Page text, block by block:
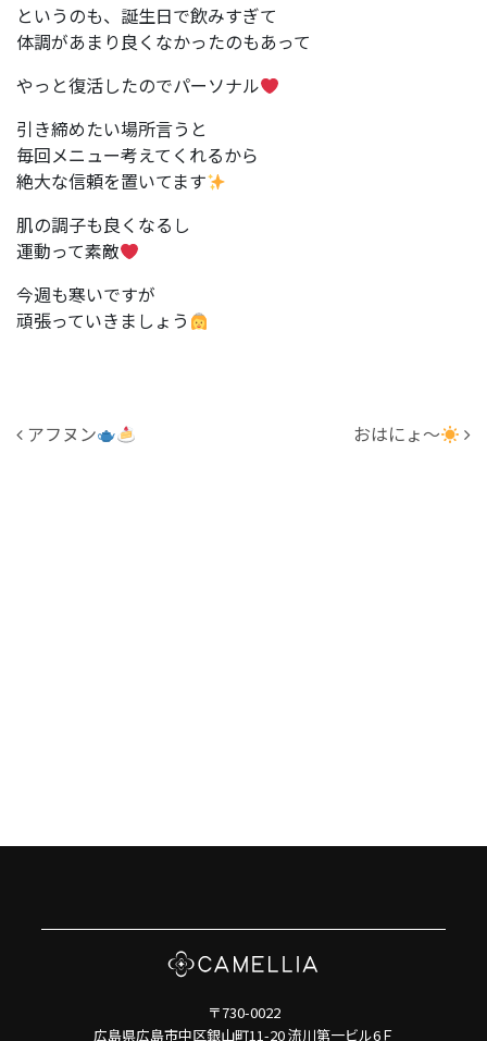
というのも、誕生日で飲みすぎて
体調があまり良くなかったのもあって
やっと復活したのでパーソナル
引き締めたい場所言うと
毎回メニュー考えてくれるから
絶大な信頼を置いてます
肌の調子も良くなるし
運動って素敵
今週も寒いですが
頑張っていきましょう
投稿ナビゲーション
アフヌン おはにょ～
〒730-0022
広島県広島市中区銀山町11-20 流川第一ビル6Ｆ